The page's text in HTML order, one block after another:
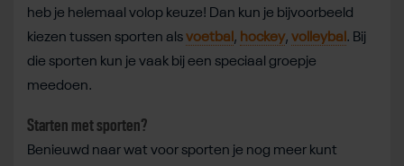
heb je helemaal volop keuze! Dan kun je bijvoorbeeld
kiezen tussen sporten alsvoetbal , hockey, volleybal . Bij
die sporten kun je vaak bij een speciaal groepje
meedoen.
Starten met sporten?
Benieuwd naar wat voor sporten je nog meer kunt